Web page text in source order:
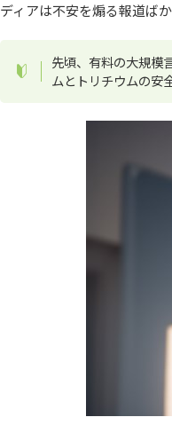
ディアは不安を煽る報道ば
先頃、有料の大規模
ムとトリチウムの安